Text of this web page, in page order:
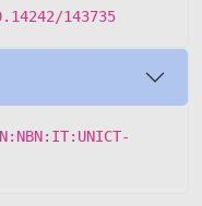
143735